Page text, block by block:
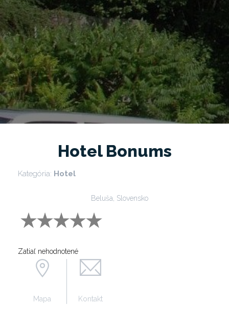
Hotel Bonums
Kategória: Hotel
Beluša, Slovensko
Zatiaľ nehodnotené
Mapa Kontakt